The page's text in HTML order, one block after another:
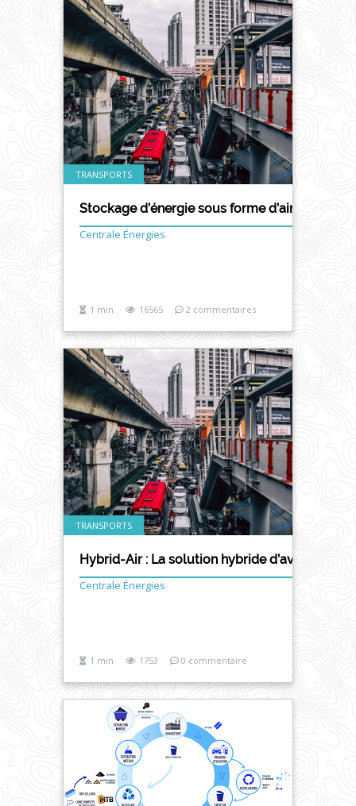
TRANSPORTS
Stockage d’énergie sous forme d’air
Centrale Énergies
1 min 16565 2 commentaires
TRANSPORTS
Hybrid-Air : La solution hybride d’avenir ? -
Centrale Énergies
1 min 1753 0 commentaire